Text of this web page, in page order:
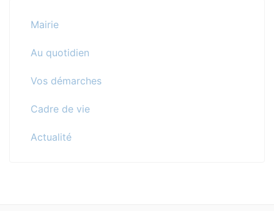
Mairie
Au quotidien
Vos démarches
Cadre de vie
Actualité